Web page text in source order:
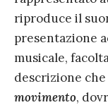
riproduce il
presentazione
musicale,
descrizione
movimento,